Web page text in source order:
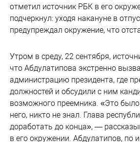
отметил источник РБК в его
подчеркнул: уходя накануне в
предупреждал окружение, что
Утром в среду, 22 сентября,
что Абдулатипова экстренно
администрацию президента, где
должностей и обсудили с ним
возможного преемника. «Это
него, никто не знал. Глава
доработать до конца», —
в его окружении. Абдулатипов, по